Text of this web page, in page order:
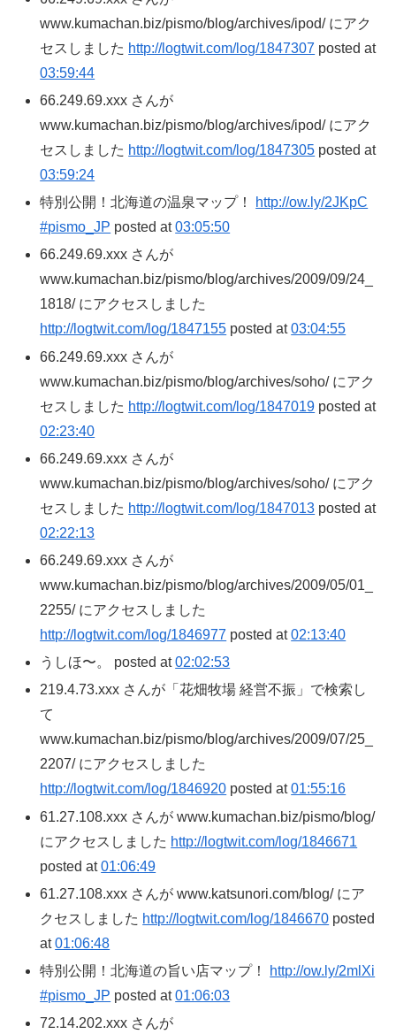
www.kumachan.biz/pismo/blog/archives/ipod/ にアク
セスしました http://logtwit.com/log/1847307 posted at
03:59:44
66.249.69.xxx さんが
www.kumachan.biz/pismo/blog/archives/ipod/ にアク
セスしました http://logtwit.com/log/1847305 posted at
03:59:24
特別公開！北海道の温泉マップ！
http://ow.ly/2JKpC
#pismo_JP posted at03:05:50
66.249.69.xxx さんが
www.kumachan.biz/pismo/blog/archives/2009/09/24_
1818/ にアクセスしました
http://logtwit.com/log/1847155 posted at03:04:55
66.249.69.xxx さんが
www.kumachan.biz/pismo/blog/archives/soho/ にアク
セスしました http://logtwit.com/log/1847019 posted at
02:23:40
66.249.69.xxx さんが
www.kumachan.biz/pismo/blog/archives/soho/ にアク
セスしました http://logtwit.com/log/1847013 posted at
02:22:13
66.249.69.xxx さんが
www.kumachan.biz/pismo/blog/archives/2009/05/01_
2255/ にアクセスしました
http://logtwit.com/log/1846977 posted at02:13:40
うしほ〜。 posted at02:02:53
219.4.73.xxx さんが「花畑牧場 経営不振」で検索し
て
www.kumachan.biz/pismo/blog/archives/2009/07/25_
2207/ にアクセスしました
http://logtwit.com/log/1846920 posted at01:55:16
61.27.108.xxx さんが www.kumachan.biz/pismo/blog/
にアクセスしました http://logtwit.com/log/1846671
posted at01:06:49
61.27.108.xxx さんが www.katsunori.com/blog/ にア
クセスしました http://logtwit.com/log/1846670 posted
at01:06:48
特別公開！北海道の旨い店マップ！
http://ow.ly/2mlXi
#pismo_JP posted at01:06:03
72.14.202.xxx さんが